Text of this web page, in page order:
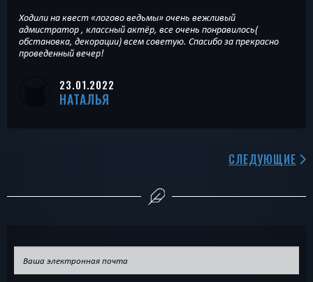
Ходили на квест «логово ведьмы» очень вежливый
адмистратор , классный актёр, все очень понравилось(
обстановка, декорации) всем советую. Спасибо за прекрасно
проведенный вечер!
23.01.2022
НАТАЛЬЯ
СЛЕДУЮЩИЕ